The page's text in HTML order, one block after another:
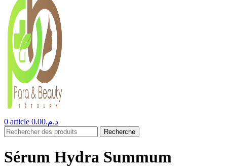
0 article د.م.0.00
Recherche
Sérum Hydra Summum